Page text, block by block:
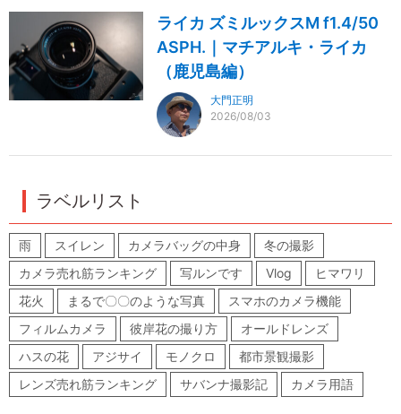
ライカ ズミルックスM f1.4/50
ASPH.｜マチアルキ・ライカ
（鹿児島編）
大門正明
2026/08/03
ラベルリスト
雨 スイレン カメラバッグの中身
冬の撮影
カメラ売れ筋ランキング
写ルンです Vlog
ヒマワリ
花火
まるで〇〇のような写真
スマホのカメラ機能
フィルムカメラ
彼岸花の撮り方
オールドレンズ
ハスの花
アジサイ モノクロ
都市景観撮影
レンズ売れ筋ランキング
サバンナ撮影記 カメラ用語